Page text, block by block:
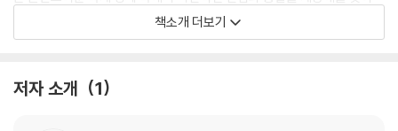
of the West may be a good thing for its future.
책소개 더보기
저자 소개 1